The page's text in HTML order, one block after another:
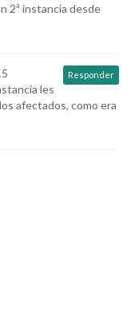
2ª instancia desde
Responder
les
afectados, como era